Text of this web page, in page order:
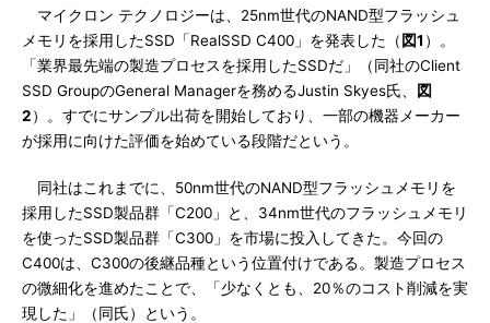
マイクロン テクノロジーは、25nm世代のNAND型フラッシュ
メモリを採用したSSD「RealSSD C400」を発表した（ 図1 ）。
「業界最先端の製造プロセスを採用したSSDだ」（同社のClient
SSD GroupのGeneral Managerを務めるJustin Skyes氏、
図
2）。すでにサンプル出荷を開始しており、一部の機器メーカー
が採用に向けた評価を始めている段階だという。
同社はこれまでに、50nm世代のNAND型フラッシュメモリを
採用したSSD製品群「C200」と、34nm世代のフラッシュメモリ
を使ったSSD製品群「C300」を市場に投入してきた。今回の
C400は、C300の後継品種という位置付けである。製造プロセス
の微細化を進めたことで、「少なくとも、20％のコスト削減を実
現した」（同氏）という。